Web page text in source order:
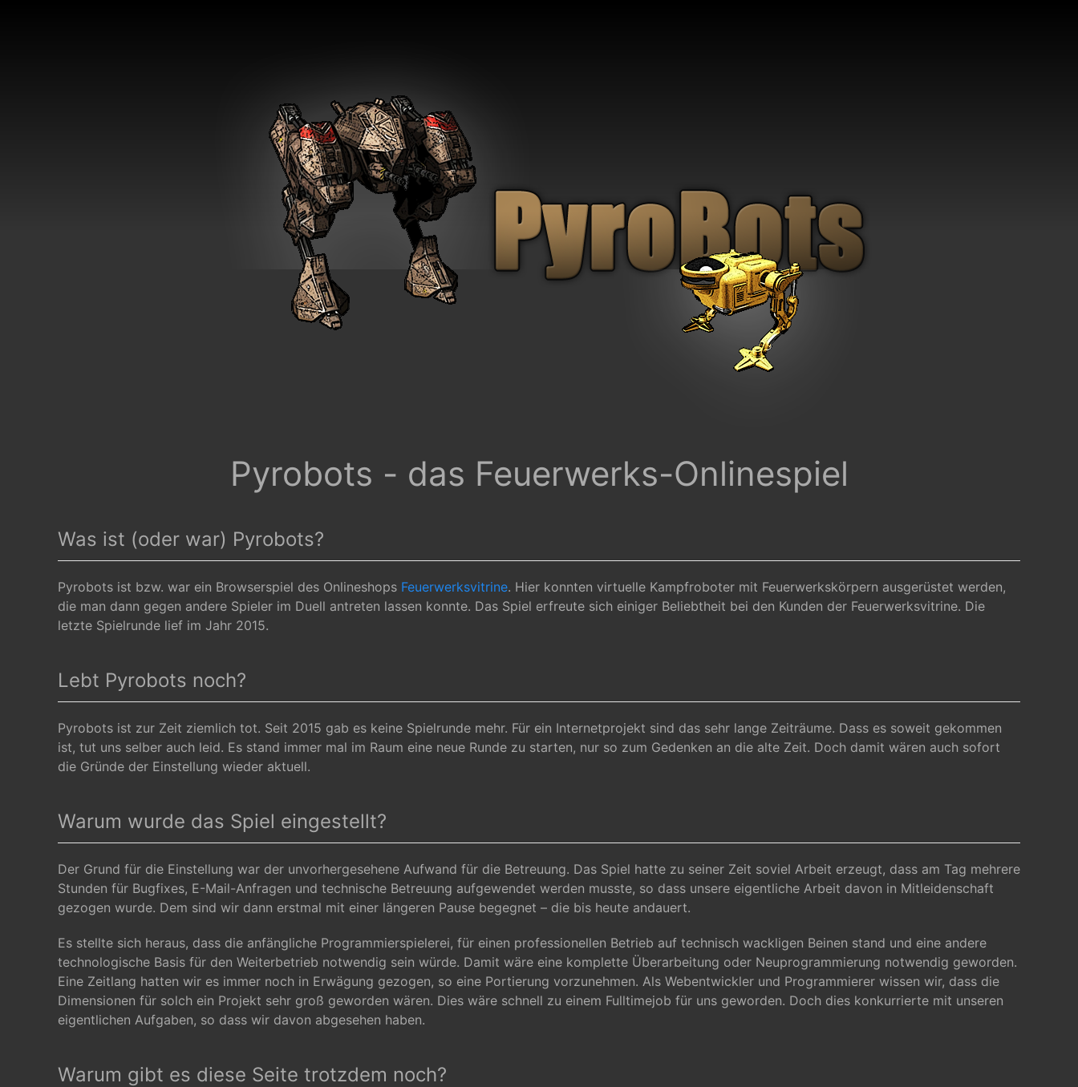
Pyrobots - das Feuerwerks-Onlinespiel
Was ist (oder war) Pyrobots?
Pyrobots ist bzw. war ein Browserspiel des Onlineshops Feuerwerksvitrine. Hier konnten virtuelle Kampfroboter mit Feuerwerkskörpern ausgerüstet werden,
die man dann gegen andere Spieler im Duell antreten lassen konnte. Das Spiel erfreute sich einiger Beliebtheit bei den Kunden der Feuerwerksvitrine. Die
letzte Spielrunde lief im Jahr 2015.
Lebt Pyrobots noch?
Pyrobots ist zur Zeit ziemlich tot. Seit 2015 gab es keine Spielrunde mehr. Für ein Internetprojekt sind das sehr lange Zeiträume. Dass es soweit gekommen
ist, tut uns selber auch leid. Es stand immer mal im Raum eine neue Runde zu starten, nur so zum Gedenken an die alte Zeit. Doch damit wären auch sofort
die Gründe der Einstellung wieder aktuell.
Warum wurde das Spiel eingestellt?
Der Grund für die Einstellung war der unvorhergesehene Aufwand für die Betreuung. Das Spiel hatte zu seiner Zeit soviel Arbeit erzeugt, dass am Tag mehrere
Stunden für Bugfixes, E-Mail-Anfragen und technische Betreuung aufgewendet werden musste, so dass unsere eigentliche Arbeit davon in Mitleidenschaft
gezogen wurde. Dem sind wir dann erstmal mit einer längeren Pause begegnet – die bis heute andauert.
Es stellte sich heraus, dass die anfängliche Programmierspielerei, für einen professionellen Betrieb auf technisch wackligen Beinen stand und eine andere
technologische Basis für den Weiterbetrieb notwendig sein würde. Damit wäre eine komplette Überarbeitung oder Neuprogrammierung notwendig geworden.
Eine Zeitlang hatten wir es immer noch in Erwägung gezogen, so eine Portierung vorzunehmen. Als Webentwickler und Programmierer wissen wir, dass die
Dimensionen für solch ein Projekt sehr groß geworden wären. Dies wäre schnell zu einem Fulltimejob für uns geworden. Doch dies konkurrierte mit unseren
eigentlichen Aufgaben, so dass wir davon abgesehen haben.
Warum gibt es diese Seite trotzdem noch?